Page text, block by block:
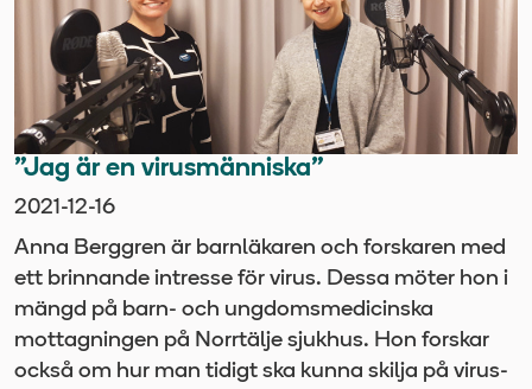
”Jag är en virusmänniska”
2021-12-16
Anna Berggren är barnläkaren och forskaren med
ett brinnande intresse för virus. Dessa möter hon i
mängd på barn- och ungdomsmedicinska
mottagningen på Norrtälje sjukhus. Hon forskar
också om hur man tidigt ska kunna skilja på virus-